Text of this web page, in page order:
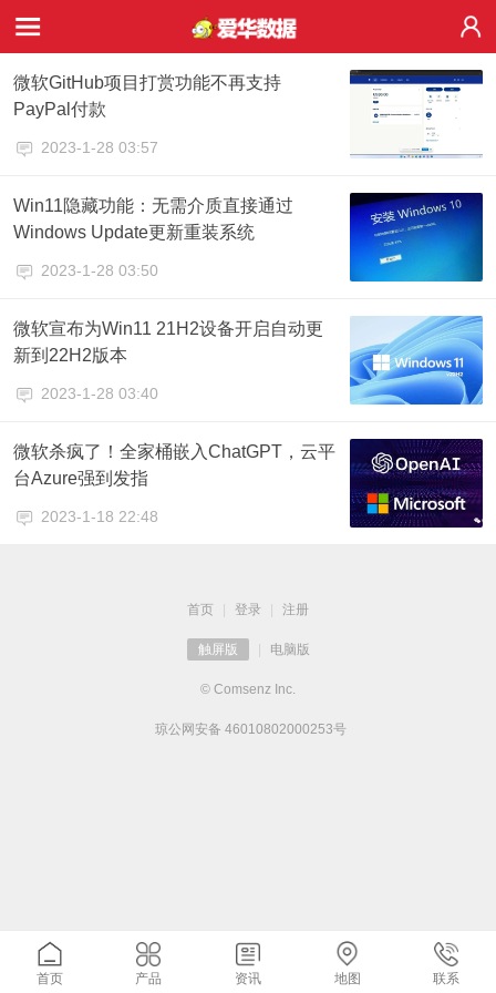
微软GitHub项目打赏功能不再支持
PayPal付款
2023-1-28 03:57
Win11隐藏功能：无需介质直接通过
Windows Update更新重装系统
2023-1-28 03:50
微软宣布为Win11 21H2设备开启自动更
新到22H2版本
2023-1-28 03:40
微软杀疯了！全家桶嵌入ChatGPT，云平
台Azure强到发指
2023-1-18 22:48
首页 产品 资讯 地图 联系
首页 登录 注册
触屏版 电脑版
© Comsenz Inc.
琼公网安备 46010802000253号